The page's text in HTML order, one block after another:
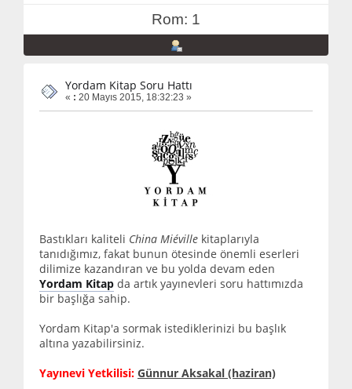
Rom: 1
Yordam Kitap Soru Hattı
« : 20 Mayıs 2015, 18:32:23 »
Bastıkları kaliteli China Miéville kitaplarıyla
tanıdığımız, fakat bunun ötesinde önemli eserleri
dilimize kazandıran ve bu yolda devam eden
Yordam Kitap da artık yayınevleri soru hattımızda
bir başlığa sahip.
Yordam Kitap'a sormak istediklerinizi bu başlık
altına yazabilirsiniz.
Yayınevi Yetkilisi: Günnur Aksakal (haziran)